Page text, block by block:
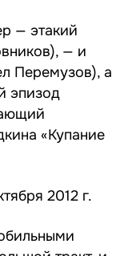
— этакий
— и
Перемузов), а
эпизод
«Купание
2012 г.